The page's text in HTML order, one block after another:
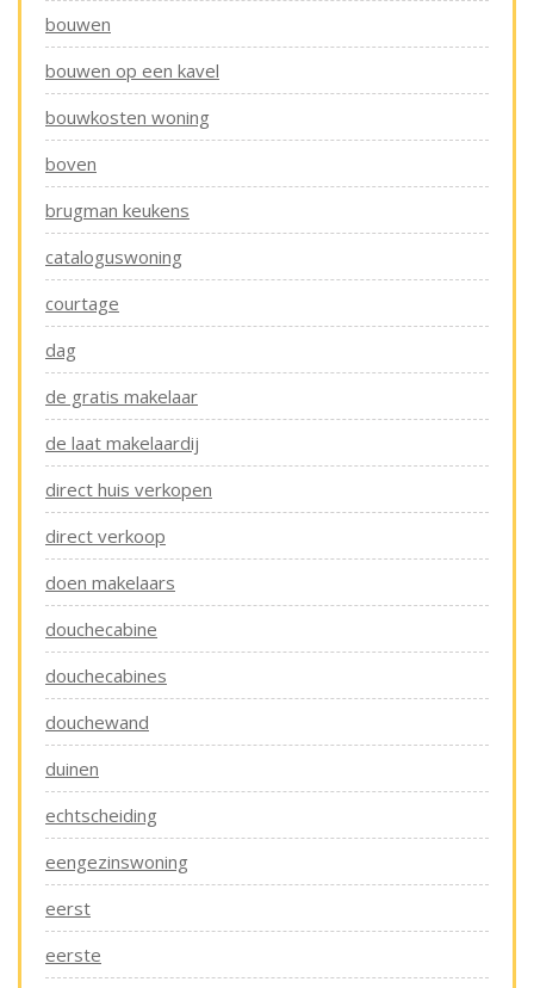
bouwen
bouwen op een kavel
bouwkosten woning
boven
brugman keukens
cataloguswoning
courtage
dag
de gratis makelaar
de laat makelaardij
direct huis verkopen
direct verkoop
doen makelaars
douchecabine
douchecabines
douchewand
duinen
echtscheiding
eengezinswoning
eerst
eerste